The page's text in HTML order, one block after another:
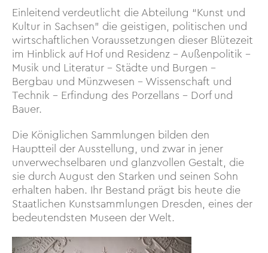
Einleitend verdeutlicht die Abteilung “Kunst und
Kultur in Sachsen” die geistigen, politischen und
wirtschaftlichen Voraussetzungen dieser Blütezeit
im Hinblick auf Hof und Residenz – Außenpolitik –
Musik und Literatur – Städte und Burgen –
Bergbau und Münzwesen – Wissenschaft und
Technik – Erfindung des Porzellans – Dorf und
Bauer.
Die Königlichen Sammlungen bilden den
Hauptteil der Ausstellung, und zwar in jener
unverwechselbaren und glanzvollen Gestalt, die
sie durch August den Starken und seinen Sohn
erhalten haben. Ihr Bestand prägt bis heute die
Staatlichen Kunstsammlungen Dresden, eines der
bedeutendsten Museen der Welt.